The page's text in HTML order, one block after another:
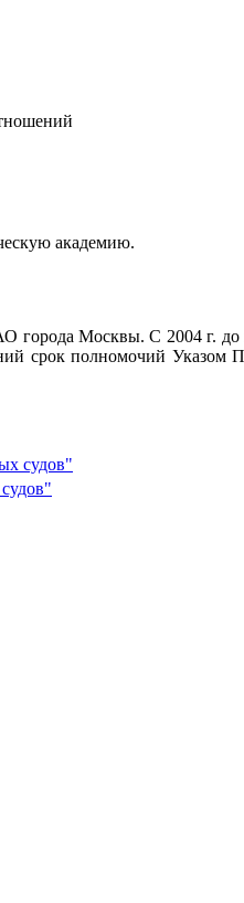
академию.
города Москвы. С 2004 г.
срок полномочий
судов"